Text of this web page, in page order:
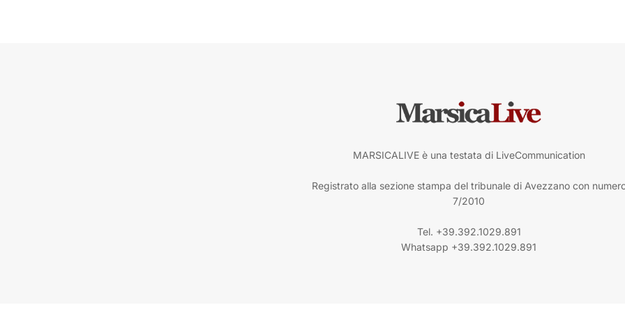
MARSICALIVE è una testata di LiveCommunication
Registrato alla sezione stampa del tribunale di Avezzano con
7/2010
Tel. +39.392.1029.891
Whatsapp +39.392.1029.891